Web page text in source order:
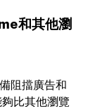
和其他瀏
阻擋廣告和
比其他瀏覽